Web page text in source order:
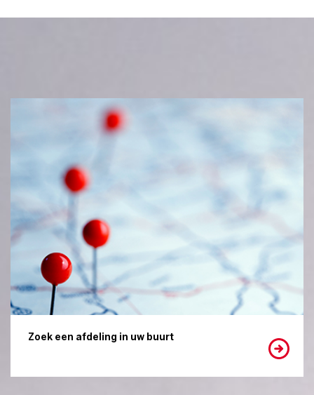
Zoek een afdeling in uw buurt